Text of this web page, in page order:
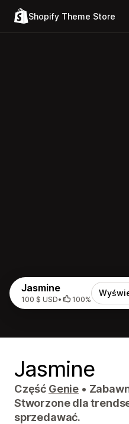
Shopify Theme Store
Jasmine
100 $ USD• 100%
Jasmine
Część Genie •
Stworzone dla
sprzedawać.